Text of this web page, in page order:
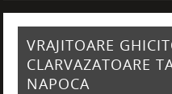
VRAJITOARE
CLARVAZATOARE
NAPOCA